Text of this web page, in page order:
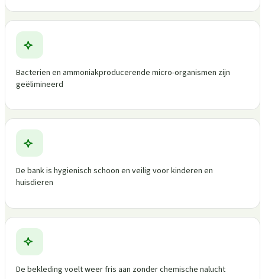
Bacterien en ammoniakproducerende micro-organismen zijn
geëlimineerd
De bank is hygienisch schoon en veilig voor kinderen en
huisdieren
De bekleding voelt weer fris aan zonder chemische nalucht